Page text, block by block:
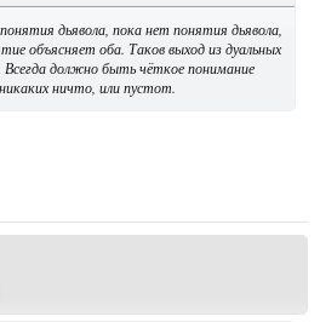
дьявола, пока нет понятия дьявола,
объясняет оба. Таков выход из дуальных
должно быть чёткое понимание
ничто, или пустот.